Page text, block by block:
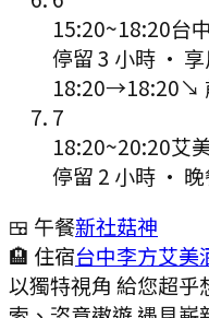
15:20~18:20台
停留 3 小時 ·
18:20→18:20↘
7
18:20~20:20艾
停留 2 小時 ·
🍱 午餐新社菇神
🏨 住宿台中李方艾美
以獨特視角 給您超乎